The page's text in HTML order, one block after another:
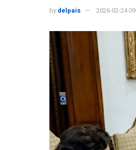
by delpais 2026-02-24